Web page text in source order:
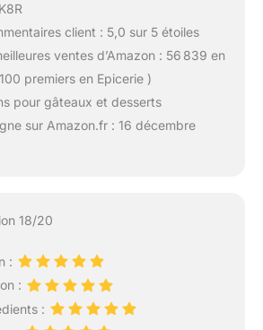
client : 5,0 sur 5 étoiles
ventes d’Amazon : 56 839 en
premiers en Epicerie )
pour gâteaux et desserts
sur Amazon.fr : 16 décembre
18/20
:
:
: